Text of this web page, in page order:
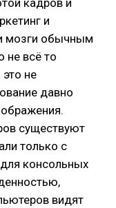
кадров и
и
мозги обычным
не всё то
это не
давно
существуют
только с
консольных
видят